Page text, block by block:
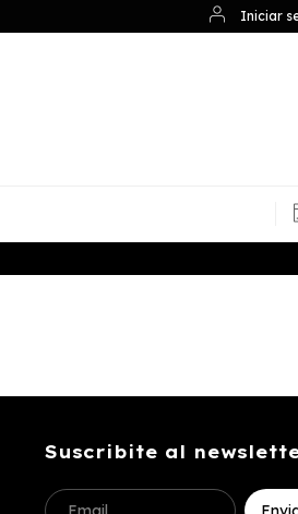
Iniciar
Suscribite al